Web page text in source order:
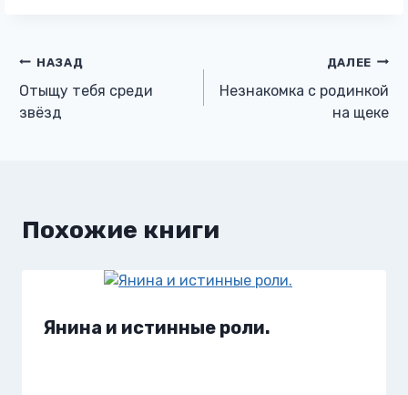
Навигация
по
НАЗАД
Отыщу тебя среди
звёзд
ДАЛЕЕ
Незнакомка с родинкой
на щеке
Похожие книги
Янина и истинные роли.